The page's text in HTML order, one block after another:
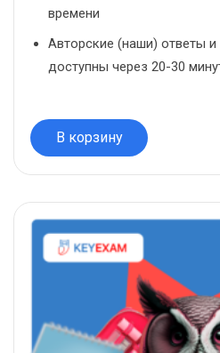
времени
Авторские (наши) ответы
доступны через 20-30
В корзину